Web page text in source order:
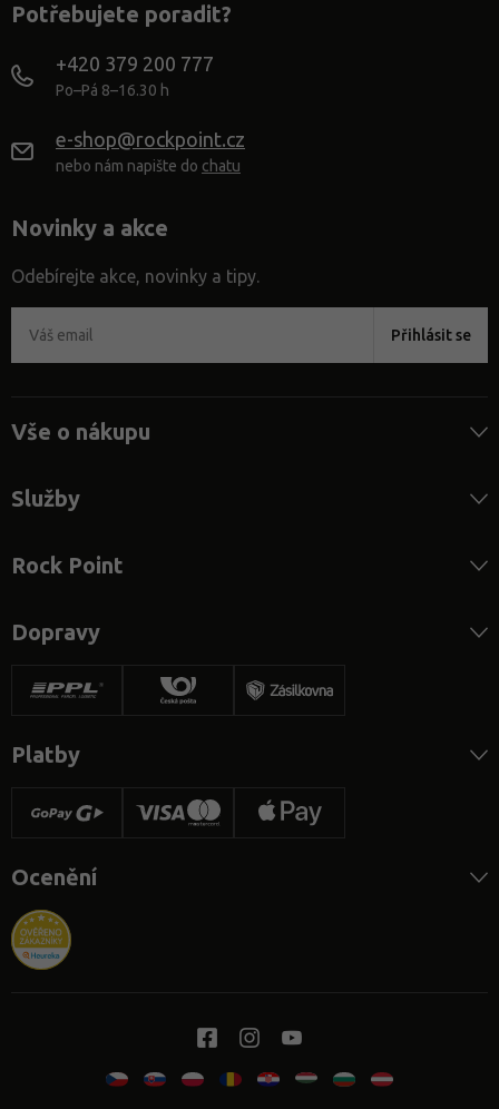
Potřebujete poradit?
+420 379 200 777
Po–Pá 8–16.30 h
e-shop@rockpoint.cz
nebo nám napište do chatu
Novinky a akce
Odebírejte akce, novinky a tipy.
Přihlásit se
Vše o nákupu
Služby
Rock Point
Dopravy
Platby
Ocenění